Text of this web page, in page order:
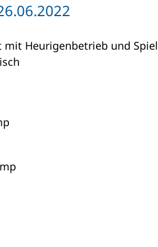
mit Heurigenbetrieb und